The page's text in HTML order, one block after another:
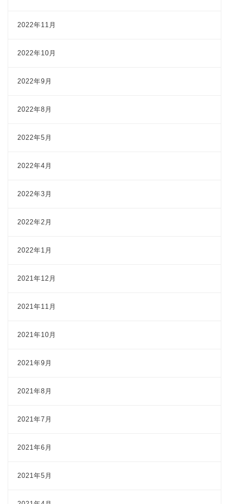
2022年11月
2022年10月
2022年9月
2022年8月
2022年5月
2022年4月
2022年3月
2022年2月
2022年1月
2021年12月
2021年11月
2021年10月
2021年9月
2021年8月
2021年7月
2021年6月
2021年5月